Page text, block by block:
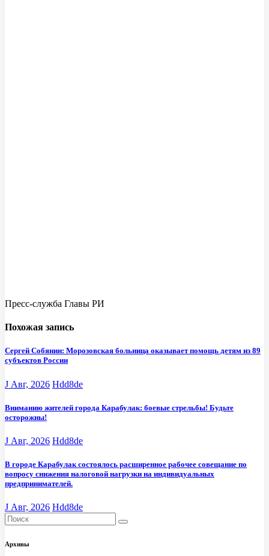
Пресс-служба Главы РИ
Похожая запись
Сергей Собянин: Морозовская больница оказывает помощь детям из 89
субъектов России
J Авг, 2026 Hdd8de
Вниманию жителей города Карабулак: боевые стрельбы! Будьте
осторожны!
J Авг, 2026 Hdd8de
В городе Карабулак состоялось расширенное рабочее совещание по
вопросу снижения налоговой нагрузки на индивидуальных
предпринимателей.
J Авг, 2026 Hdd8de
Архивы